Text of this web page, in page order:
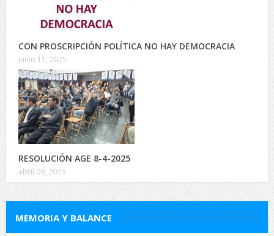
CON PROSCRIPCIÓN POLÍTICA NO HAY DEMOCRACIA
junio 11, 2025
RESOLUCIÓN AGE 8-4-2025
abril 09, 2025
MEMORIA Y BALANCE